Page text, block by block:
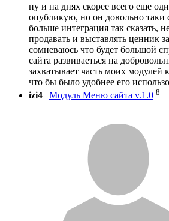
ну и на днях скорее всего еще
опубликую, но он довольно таки
больше интеграция так сказать,
продавать и выставлять ценник
сомневаюсь что будет большой
сайта развиваеться на
захватывает часть моих модулей
что бы было удобнее его
izi4 | Модуль Меню сайта v.1.0 8